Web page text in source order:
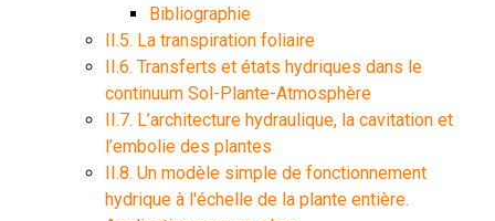
Bibliographie
II.5. La transpiration foliaire
II.6. Transferts et états hydriques dans le
continuum Sol-Plante-Atmosphère
II.7. L’architecture hydraulique, la cavitation et
l’embolie des plantes
II.8. Un modèle simple de fonctionnement
hydrique à l'échelle de la plante entière.